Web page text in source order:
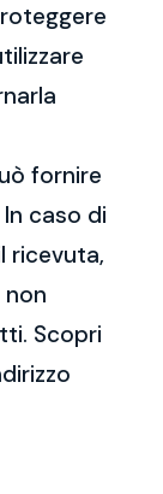
fornire
caso di
ricevuta,
non
Scopri